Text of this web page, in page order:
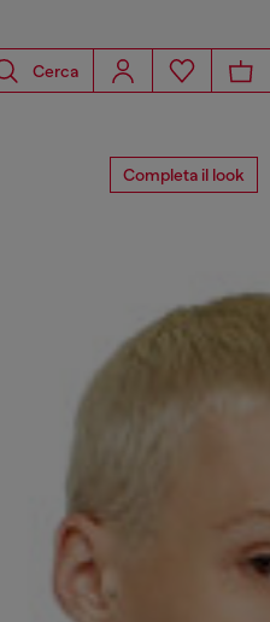
Cerca
Completa il look